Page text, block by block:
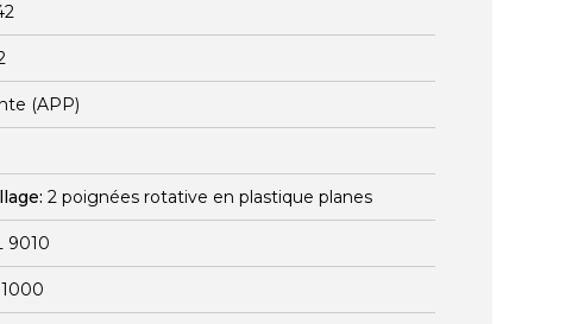
(APP)
2 poignées rotative en plastique planes
9010